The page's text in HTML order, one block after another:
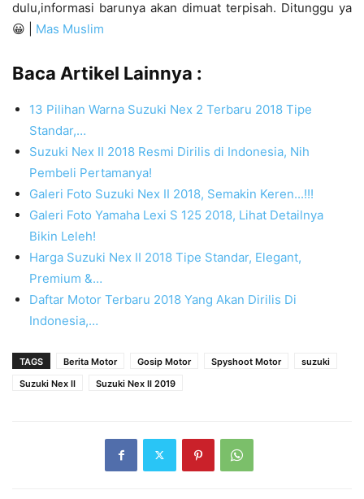
dulu,informasi barunya akan dimuat terpisah. Ditunggu ya
😀 | Mas Muslim
Baca Artikel Lainnya :
13 Pilihan Warna Suzuki Nex 2 Terbaru 2018 Tipe
Standar,…
Suzuki Nex II 2018 Resmi Dirilis di Indonesia, Nih
Pembeli Pertamanya!
Galeri Foto Suzuki Nex II 2018, Semakin Keren...!!!
Galeri Foto Yamaha Lexi S 125 2018, Lihat Detailnya
Bikin Leleh!
Harga Suzuki Nex II 2018 Tipe Standar, Elegant,
Premium &…
Daftar Motor Terbaru 2018 Yang Akan Dirilis Di
Indonesia,…
TAGS Berita Motor Gosip Motor Spyshoot Motor
suzuki
Suzuki Nex II
Suzuki Nex II 2019